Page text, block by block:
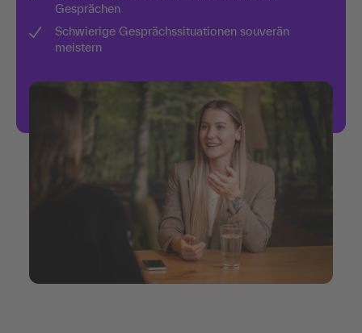
Gesprächen
Schwierige Gesprächssituationen souverän
meistern